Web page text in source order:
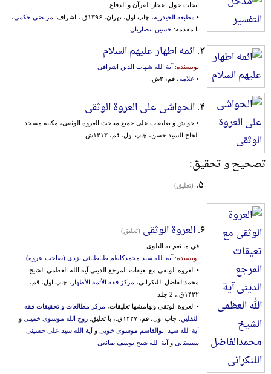
‌ابحاث‌ حول‌ اعجاز القرآن و ‌الدفا‌ع‌ ...
• مطبعة الحیدریة، چاپ اول، تهران، ۱۳۹۶ق.، اشراف: مرتضی حکمی،
با مقدمه: حسین انصاریان
۳. ائمه اطهار علیهم السلام
نویسنده: آیة الله شهاب الدین اشراقی
• علامه، قم، ۲ش.
۴. الحواشی علی العروة الوثقی
• حواش و تعلیقات علی جمیع مباحث العروة الوثقی، مکتبة‌ مسجد
الحاج السید حسن، چاپ اول، قم، ۱۴۱۳ش.
تصحیح و تحقیق:
۵. (تعلیق)
۶. العروة الوثقی (تعلیق)
في ما تعم به البلوی
نویسنده: آیة الله سید محمدکاظم طباطبائی یزدی (صاحب عروه)
• العروة الوثقی مع تعیقات المرجع الدینی آیة الله العظمی الشیخ
محمدالفاضل اللنکرانی، مرکز فقه الأئمة الأطهار ، چاپ اول، قم،
۱۴۲۲ق.، 2 جلد
• العروة الوثقی وبهامشها تعلیقات، مرکز مطالعات و تحقیقات فقه
الثقلین، چاپ اول، قم، ۱۴۲۷ق.، با تعلیق: روح الله موسوی خمینی و
آیة الله سید ابوالقاسم موسوی خویی و آیة الله سید علی حسینی
سیستانی و آیة الله شیخ یوسف صانعی